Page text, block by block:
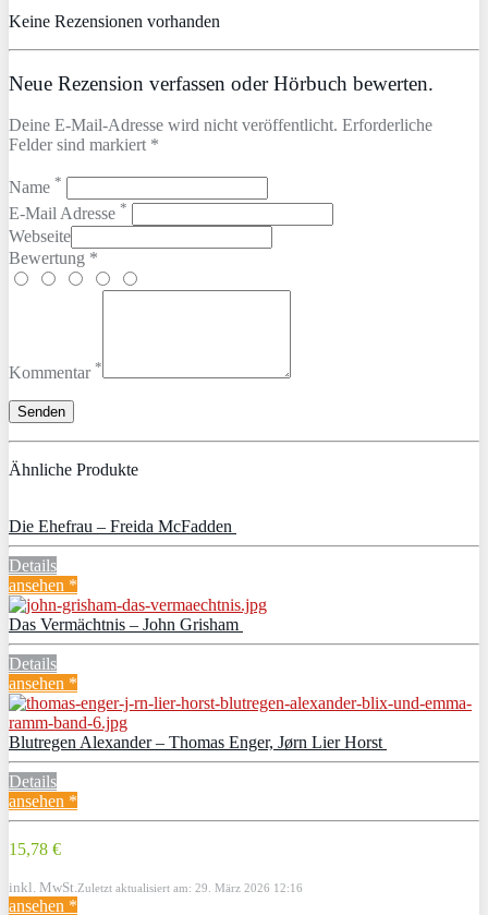
Keine Rezensionen vorhanden
Neue Rezension verfassen oder Hörbuch bewerten.
Deine E-Mail-Adresse wird nicht veröffentlicht. Erforderliche
Felder sind markiert *
Name *
E-Mail Adresse *
Webseite
Bewertung *
Kommentar *
Ähnliche Produkte
Die Ehefrau – Freida McFadden
Details
ansehen *
Das Vermächtnis – John Grisham
Details
ansehen *
Blutregen Alexander – Thomas Enger, Jørn Lier Horst
Details
ansehen *
15,78 €
inkl. MwSt. Zuletzt aktualisiert am: 29. März 2026 12:16
ansehen *